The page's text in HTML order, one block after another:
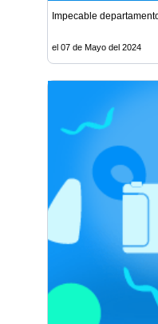
Impecable
el 07 de Mayo del 2024